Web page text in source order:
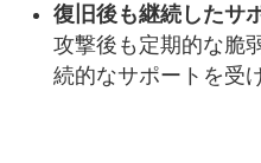
復旧後も継続したサ
攻撃後も定期的な脆
続的なサポートを受